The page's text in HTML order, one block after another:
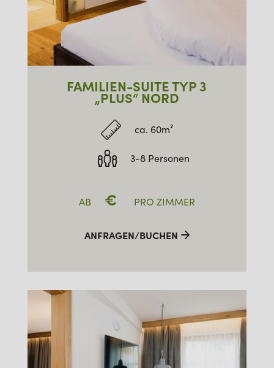
FAMILIEN-SUITE TYP 3
„PLUS“ NORD
ca. 60m²
3-8 Personen
AB € PRO ZIMMER
ANFRAGEN/BUCHEN